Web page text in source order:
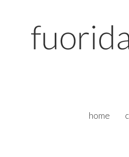
home